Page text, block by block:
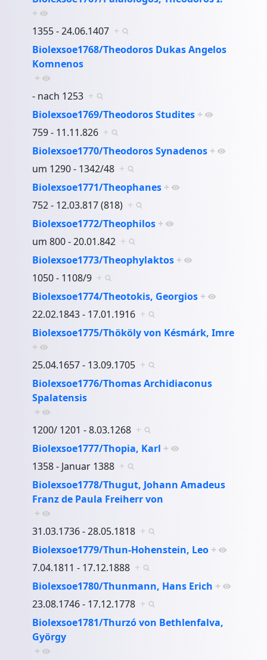
+
1355 - 24.06.1407 +
Biolexsoe1768/Theodoros Dukas Angelos
Komnenos
+
- nach 1253 +
Biolexsoe1769/Theodoros Studites +
759 - 11.11.826 +
Biolexsoe1770/Theodoros Synadenos +
um 1290 - 1342/48 +
Biolexsoe1771/Theophanes +
752 - 12.03.817 (818) +
Biolexsoe1772/Theophilos +
um 800 - 20.01.842 +
Biolexsoe1773/Theophylaktos +
1050 - 1108/9 +
Biolexsoe1774/Theotokis, Georgios +
22.02.1843 - 17.01.1916 +
Biolexsoe1775/Thököly von Késmárk, Imre
+
25.04.1657 - 13.09.1705 +
Biolexsoe1776/Thomas Archidiaconus
Spalatensis
+
1200/ 1201 - 8.03.1268 +
Biolexsoe1777/Thopia, Karl +
1358 - Januar 1388 +
Biolexsoe1778/Thugut, Johann Amadeus
Franz de Paula Freiherr von
+
31.03.1736 - 28.05.1818 +
Biolexsoe1779/Thun-Hohenstein, Leo +
7.04.1811 - 17.12.1888 +
Biolexsoe1780/Thunmann, Hans Erich +
23.08.1746 - 17.12.1778 +
Biolexsoe1781/Thurzó von Bethlenfalva,
György
+